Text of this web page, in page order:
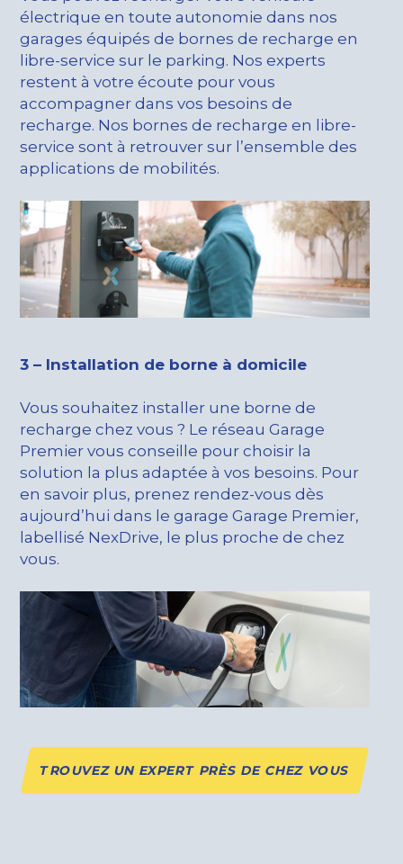
électrique en toute autonomie dans nos
garages équipés de bornes de recharge en
libre-service sur le parking. Nos experts
restent à votre écoute pour vous
accompagner dans vos besoins de
recharge. Nos bornes de recharge en libre-
service sont à retrouver sur l’ensemble des
applications de mobilités.
3 – Installation de borne à domicile
Vous souhaitez installer une borne de
recharge chez vous ? Le réseau Garage
Premier vous conseille pour choisir la
solution la plus adaptée à vos besoins. Pour
en savoir plus, prenez rendez-vous dès
aujourd’hui dans le garage Garage Premier,
labellisé NexDrive, le plus proche de chez
vous.
TROUVEZ UN EXPERT PRÈS DE CHEZ VOUS